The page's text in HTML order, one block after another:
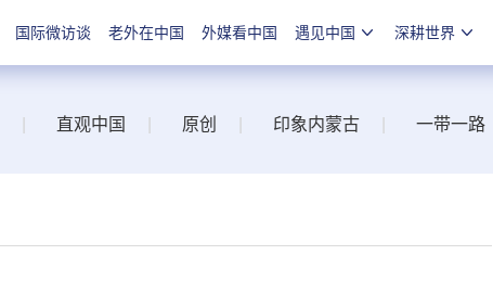
国际微访谈 老外在中国 外媒看中国 遇见中国 深耕世界
直观中国 原创 印象内蒙古 一带一路